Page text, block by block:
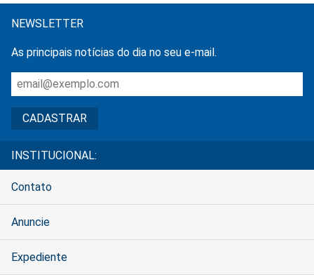
NEWSLETTER
As principais notícias do dia no seu e-mail.
INSTITUCIONAL:
Contato
Anuncie
Expediente